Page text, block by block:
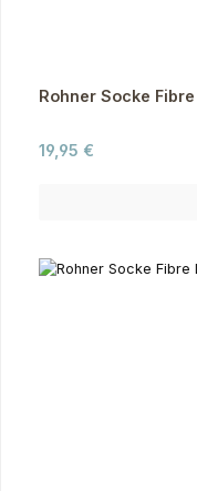
Rohner Socke
Regulärer Preis:
19,95 €